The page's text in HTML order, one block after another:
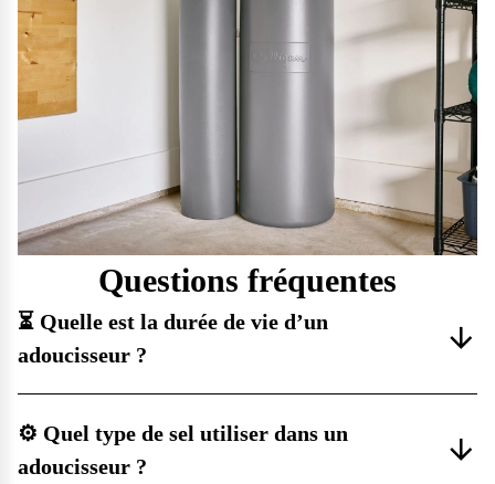
Questions fréquentes
⏳ Quelle est la durée de vie d’un
adoucisseur ?
⚙️ Quel type de sel utiliser dans un
adoucisseur ?